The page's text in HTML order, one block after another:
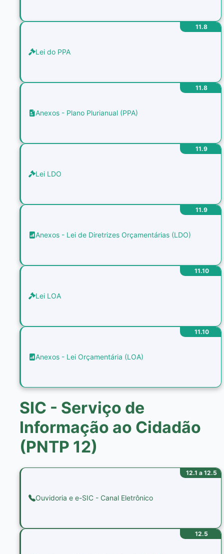
11.8
Lei do PPA
11.8
Anexos - Plano Plurianual (PPA)
11.9
Lei LDO
11.9
Anexos - Lei de Diretrizes Orçamentárias (LDO)
11.10
Lei LOA
11.10
Anexos - Lei Orçamentária (LOA)
SIC - Serviço de
Informação ao Cidadão
(PNTP 12)
12.1 a 12.5
Ouvidoria e e-SIC - Canal Eletrônico
12.5